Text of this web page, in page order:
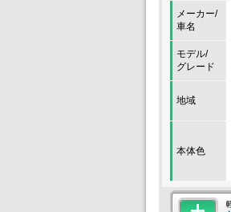
メーカー/
車名
モデル/
グレード
地域
本体色